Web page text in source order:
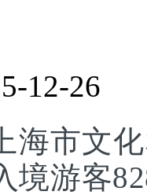
12-26
海市文
境游客